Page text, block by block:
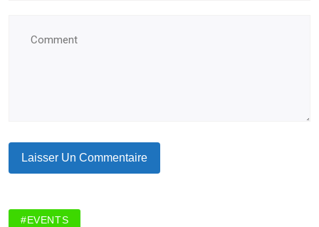
#EVENTS